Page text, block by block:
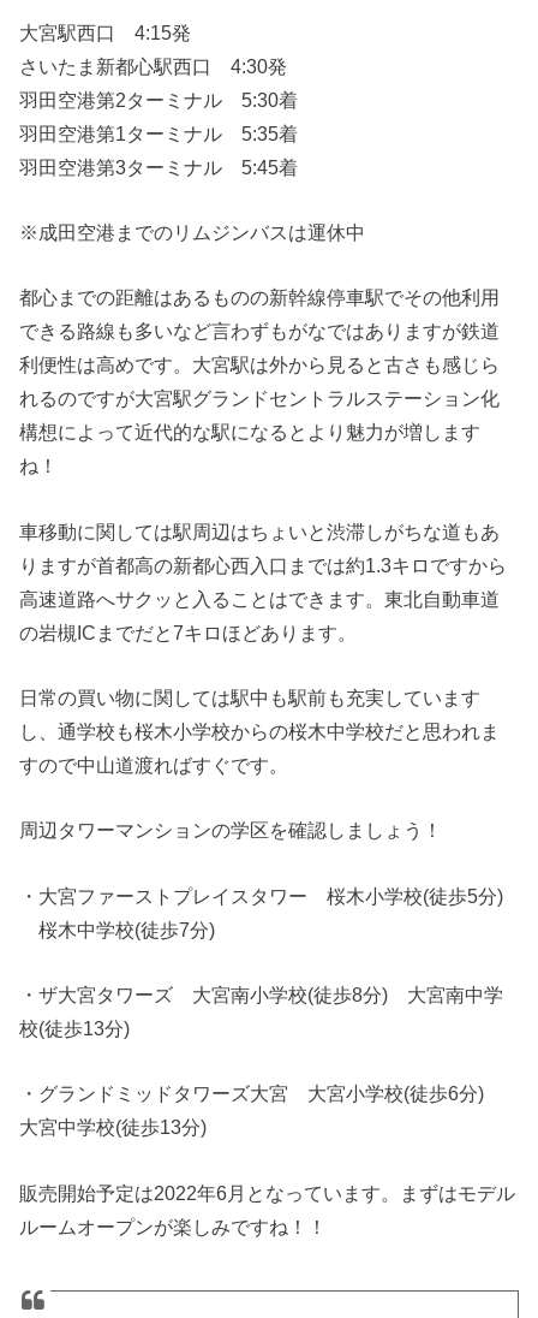
大宮駅西口 4:15発
さいたま新都心駅西口 4:30発
羽田空港第2ターミナル 5:30着
羽田空港第1ターミナル 5:35着
羽田空港第3ターミナル 5:45着
※成田空港までのリムジンバスは運休中
都心までの距離はあるものの新幹線停車駅でその他利用
できる路線も多いなど言わずもがなではありますが鉄道
利便性は高めです。大宮駅は外から見ると古さも感じら
れるのですが大宮駅グランドセントラルステーション化
構想によって近代的な駅になるとより魅力が増します
ね！
車移動に関しては駅周辺はちょいと渋滞しがちな道もあ
りますが首都高の新都心西入口までは約1.3キロですから
高速道路へサクッと入ることはできます。東北自動車道
の岩槻ICまでだと7キロほどあります。
日常の買い物に関しては駅中も駅前も充実しています
し、通学校も桜木小学校からの桜木中学校だと思われま
すので中山道渡ればすぐです。
周辺タワーマンションの学区を確認しましょう！
・大宮ファーストプレイスタワー 桜木小学校(徒歩5分)
桜木中学校(徒歩7分)
・ザ大宮タワーズ 大宮南小学校(徒歩8分) 大宮南中学
校(徒歩13分)
・グランドミッドタワーズ大宮 大宮小学校(徒歩6分)
大宮中学校(徒歩13分)
販売開始予定は2022年6月となっています。まずはモデル
ルームオープンが楽しみですね！！